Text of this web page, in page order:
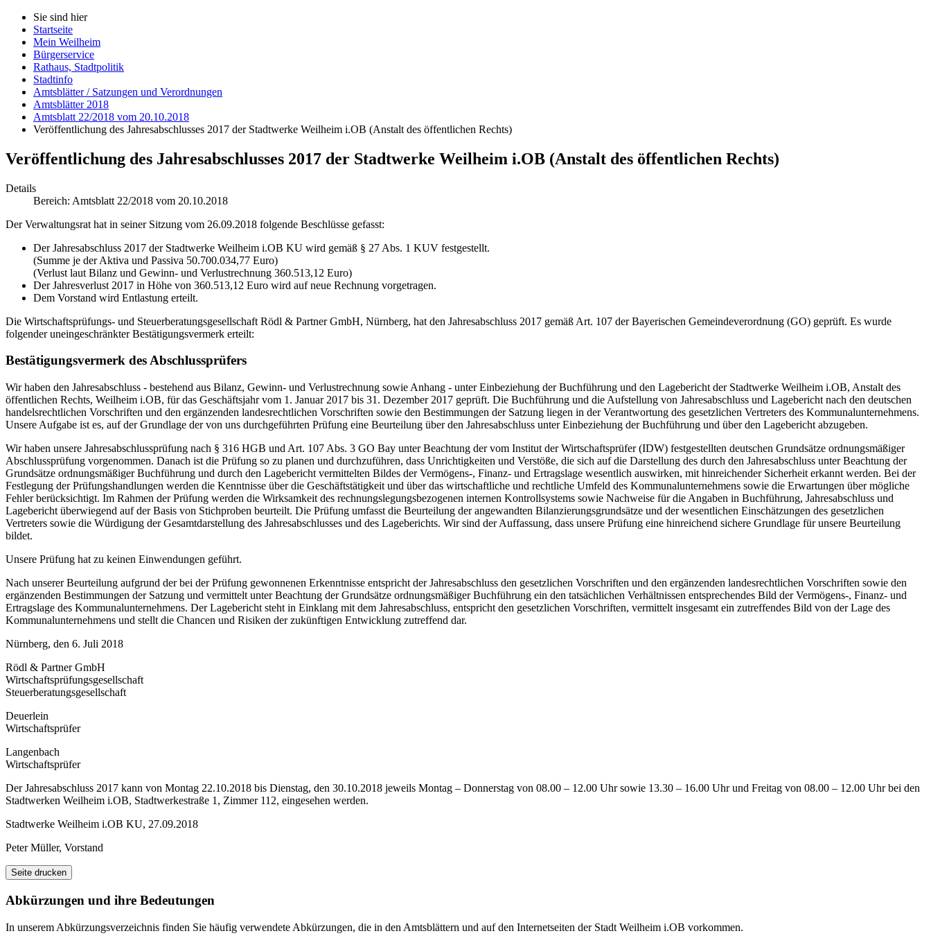
Sie sind hier
Startseite
Mein Weilheim
Bürgerservice
Rathaus, Stadtpolitik
Stadtinfo
Amtsblätter / Satzungen und Verordnungen
Amtsblätter 2018
Amtsblatt 22/2018 vom 20.10.2018
Veröffentlichung des Jahresabschlusses 2017 der Stadtwerke Weilheim i.OB (Anstalt des öffentlichen Rechts)
Veröffentlichung des Jahresabschlusses 2017 der Stadtwerke Weilheim i.OB (Anstalt des öffentlichen Rechts)
Details
Bereich: Amtsblatt 22/2018 vom 20.10.2018
Der Verwaltungsrat hat in seiner Sitzung vom 26.09.2018 folgende Beschlüsse gefasst:
Der Jahresabschluss 2017 der Stadtwerke Weilheim i.OB KU wird gemäß § 27 Abs. 1 KUV festgestellt.
(Summe je der Aktiva und Passiva 50.700.034,77 Euro)
(Verlust laut Bilanz und Gewinn- und Verlustrechnung 360.513,12 Euro)
Der Jahresverlust 2017 in Höhe von 360.513,12 Euro wird auf neue Rechnung vorgetragen.
Dem Vorstand wird Entlastung erteilt.
Die Wirtschaftsprüfungs- und Steuerberatungsgesellschaft Rödl & Partner GmbH, Nürnberg, hat den Jahresabschluss 2017 gemäß Art. 107 der Bayerischen Gemeindeverordnung (GO) geprüft. Es wurde
folgender uneingeschränkter Bestätigungsvermerk erteilt:
Bestätigungsvermerk des Abschlussprüfers
Wir haben den Jahresabschluss - bestehend aus Bilanz, Gewinn- und Verlustrechnung sowie Anhang - unter Einbeziehung der Buchführung und den Lagebericht der Stadtwerke Weilheim i.OB, Anstalt des
öffentlichen Rechts, Weilheim i.OB, für das Geschäftsjahr vom 1. Januar 2017 bis 31. Dezember 2017 geprüft. Die Buchführung und die Aufstellung von Jahresabschluss und Lagebericht nach den deutschen
handelsrechtlichen Vorschriften und den ergänzenden landesrechtlichen Vorschriften sowie den Bestimmungen der Satzung liegen in der Verantwortung des gesetzlichen Vertreters des Kommunalunternehmens.
Unsere Aufgabe ist es, auf der Grundlage der von uns durchgeführten Prüfung eine Beurteilung über den Jahresabschluss unter Einbeziehung der Buchführung und über den Lagebericht abzugeben.
Wir haben unsere Jahresabschlussprüfung nach § 316 HGB und Art. 107 Abs. 3 GO Bay unter Beachtung der vom Institut der Wirtschaftsprüfer (IDW) festgestellten deutschen Grundsätze ordnungsmäßiger
Abschlussprüfung vorgenommen. Danach ist die Prüfung so zu planen und durchzuführen, dass Unrichtigkeiten und Verstöße, die sich auf die Darstellung des durch den Jahresabschluss unter Beachtung der
Grundsätze ordnungsmäßiger Buchführung und durch den Lagebericht vermittelten Bildes der Vermögens-, Finanz- und Ertragslage wesentlich auswirken, mit hinreichender Sicherheit erkannt werden. Bei der
Festlegung der Prüfungshandlungen werden die Kenntnisse über die Geschäftstätigkeit und über das wirtschaftliche und rechtliche Umfeld des Kommunalunternehmens sowie die Erwartungen über mögliche
Fehler berücksichtigt. Im Rahmen der Prüfung werden die Wirksamkeit des rechnungslegungsbezogenen internen Kontrollsystems sowie Nachweise für die Angaben in Buchführung, Jahresabschluss und
Lagebericht überwiegend auf der Basis von Stichproben beurteilt. Die Prüfung umfasst die Beurteilung der angewandten Bilanzierungsgrundsätze und der wesentlichen Einschätzungen des gesetzlichen
Vertreters sowie die Würdigung der Gesamtdarstellung des Jahresabschlusses und des Lageberichts. Wir sind der Auffassung, dass unsere Prüfung eine hinreichend sichere Grundlage für unsere Beurteilung
bildet.
Unsere Prüfung hat zu keinen Einwendungen geführt.
Nach unserer Beurteilung aufgrund der bei der Prüfung gewonnenen Erkenntnisse entspricht der Jahresabschluss den gesetzlichen Vorschriften und den ergänzenden landesrechtlichen Vorschriften sowie den
ergänzenden Bestimmungen der Satzung und vermittelt unter Beachtung der Grundsätze ordnungsmäßiger Buchführung ein den tatsächlichen Verhältnissen entsprechendes Bild der Vermögens-, Finanz- und
Ertragslage des Kommunalunternehmens. Der Lagebericht steht in Einklang mit dem Jahresabschluss, entspricht den gesetzlichen Vorschriften, vermittelt insgesamt ein zutreffendes Bild von der Lage des
Kommunalunternehmens und stellt die Chancen und Risiken der zukünftigen Entwicklung zutreffend dar.
Nürnberg, den 6. Juli 2018
Rödl & Partner GmbH
Wirtschaftsprüfungsgesellschaft
Steuerberatungsgesellschaft
Deuerlein
Wirtschaftsprüfer
Langenbach
Wirtschaftsprüfer
Der Jahresabschluss 2017 kann von Montag 22.10.2018 bis Dienstag, den 30.10.2018 jeweils Montag – Donnerstag von 08.00 – 12.00 Uhr sowie 13.30 – 16.00 Uhr und Freitag von 08.00 – 12.00 Uhr bei den
Stadtwerken Weilheim i.OB, Stadtwerkestraße 1, Zimmer 112, eingesehen werden.
Stadtwerke Weilheim i.OB KU, 27.09.2018
Peter Müller, Vorstand
Seite drucken
Abkürzungen und ihre Bedeutungen
In unserem Abkürzungsverzeichnis finden Sie häufig verwendete Abkürzungen, die in den Amtsblättern und auf den Internetseiten der Stadt Weilheim i.OB vorkommen.